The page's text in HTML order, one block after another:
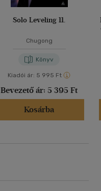
Solo Leveling 11.
Chugong
Könyv
Kiadói ár: 5 995 Ft
Bevezető ár: 5 395 Ft
Kosárba